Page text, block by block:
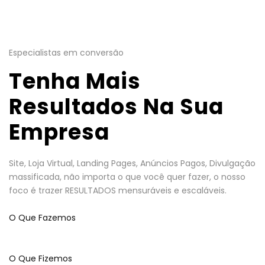
Especialistas em conversão
Tenha Mais
Resultados Na Sua
Empresa
Site, Loja Virtual, Landing Pages, Anúncios Pagos, Divulgação
massificada, não importa o que você quer fazer, o nosso
foco é trazer RESULTADOS mensuráveis e escaláveis.
O Que Fazemos
O Que Fizemos